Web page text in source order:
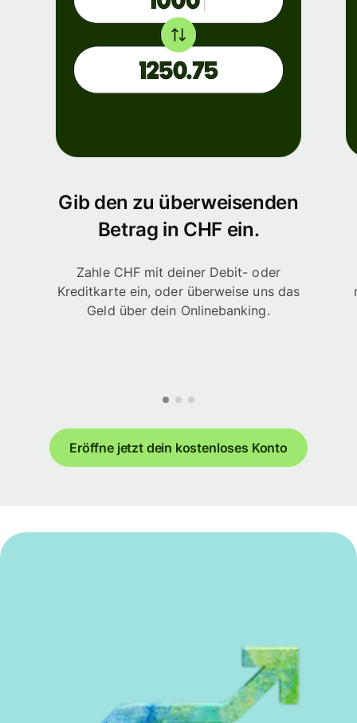
Gib den zu überweisenden
Betrag in CHF ein.
Zahle CHF mit deiner Debit- oder
Kreditkarte ein, oder überweise uns das
Geld über dein Onlinebanking.
Eröffne jetzt dein kostenloses Konto